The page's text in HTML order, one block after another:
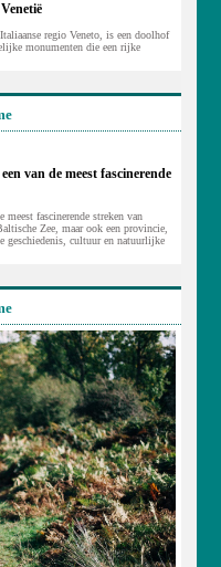
regio Veneto, is een doolhof
monumenten die een rijke
van de meest fascinerende
fascinerende streken van
Zee, maar ook een provincie,
geschiedenis, cultuur en natuurlijke